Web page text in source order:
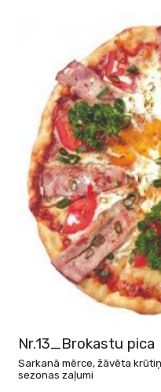
Nr.13_Brokastu pica
Sarkanā mērce, žāvēta
sezonas zaļumi